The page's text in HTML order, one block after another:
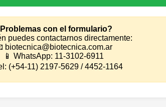
con el formulario?
puedes contactarnos directamente:
biotecnica@biotecnica.com.ar
📱 WhatsApp: 11-3102-6911
(+54-11) 2197-5629 / 4452-1164